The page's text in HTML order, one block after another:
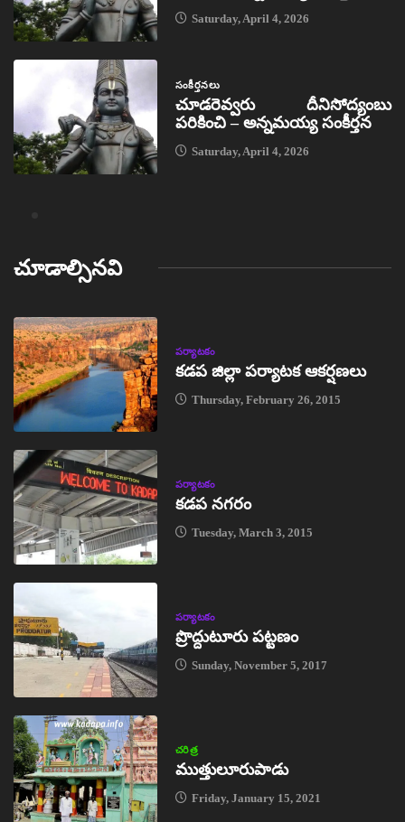
Saturday, April 4, 2026
సంకీర్తనలు
చూడరెవ్వరు దీనిసోద్యంబు
పరికించి – అన్నమయ్య సంకీర్తన
Saturday, April 4, 2026
చూడాల్సినవి
పర్యాటకం
కడప జిల్లా పర్యాటక ఆకర్షణలు
Thursday, February 26, 2015
పర్యాటకం
కడప నగరం
Tuesday, March 3, 2015
పర్యాటకం
ప్రొద్దుటూరు పట్టణం
Sunday, November 5, 2017
చరిత్ర
ముత్తులూరుపాడు
Friday, January 15, 2021